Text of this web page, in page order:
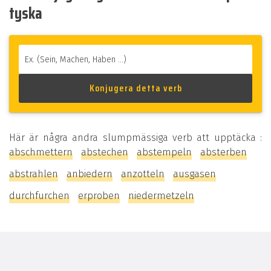
tyska
Här är några andra slumpmässiga verb att upptäcka :
abschmettern
abstechen abstempeln
absterben
abstrahlen
anbiedern anzotteln
ausgasen
durchfurchen
erproben niedermetzeln